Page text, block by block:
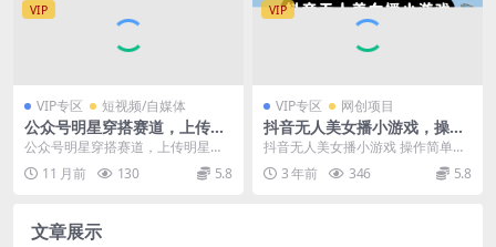
VIP
VIP专区 短视频/自媒体
公众号明星穿搭赛道，上传明
星美照，AI加持，小白也能日
入5张
公众号明星穿搭赛道，上传明星美
照，AI加持，小白也能日入5张 项
目介绍： 今天分...
11 月前 130 5.8
VIP
VIP专区 网创项目
抖音无人美女播小游戏，操作
简单，适合0基础小白一周收
益2500
抖音无人美女播小游戏 操作简单，
适合0基础小白，一周收益2500 课
程包括： 项...
3 年前 346 5.8
文章展示